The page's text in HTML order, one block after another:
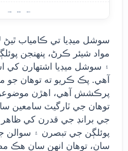
سوشل ميڊيا تي ڪامياب ٿيڻ
مواد شيئر ڪرڻ، پنهنجن
۽ سوشل ميڊيا اشتهارن
آهي. پڪ ڪريو ته توهان جو
پرڪشش آهي، اهڙن
توهان جي ٽارگيٽ سامعين
جي برانڊ جي قدرن کي ظاهر
پوئلڳن جي تبصرن ۽ سوالن
سان، توهان انهن سان هڪ